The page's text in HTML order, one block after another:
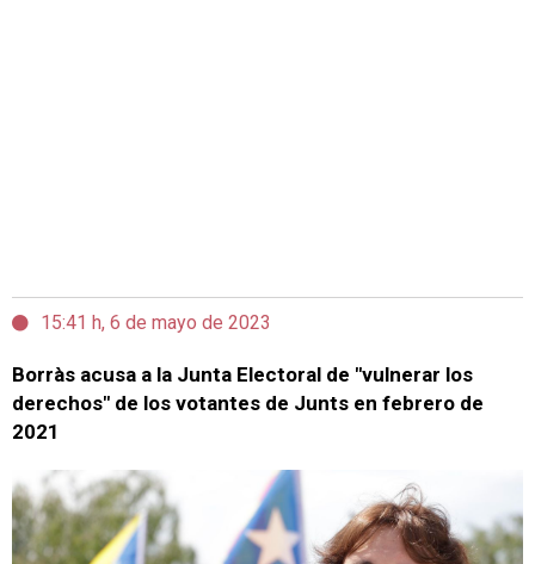
15:41 h, 6 de mayo de 2023
Borràs acusa a la Junta Electoral de "vulnerar los
derechos" de los votantes de Junts en febrero de
2021